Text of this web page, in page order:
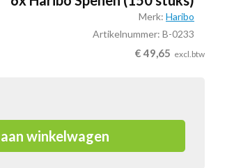
Merk: Haribo
Artikelnummer: B-0233
€ 49,65 excl.btw
winkelwagen